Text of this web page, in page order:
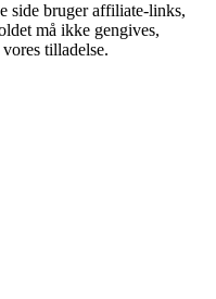
side bruger affiliate-links,
må ikke gengives,
tilladelse.